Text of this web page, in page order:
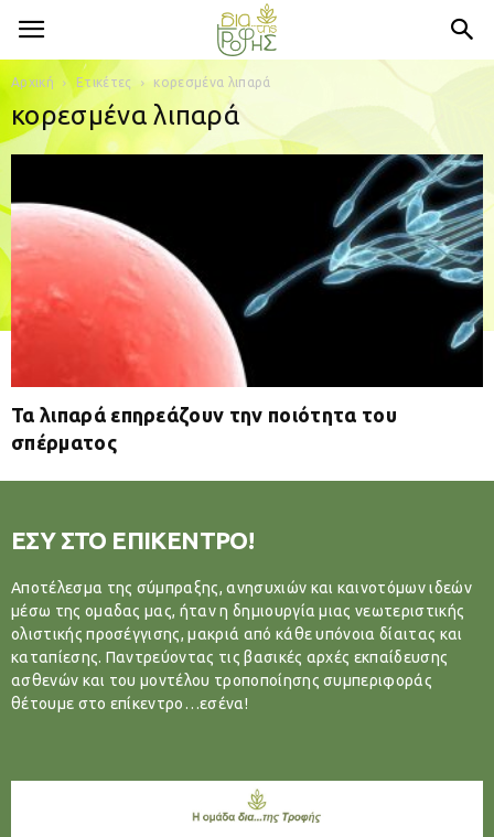
Αρχική Ετικέτες κορεσμένα λιπαρά
κορεσμένα λιπαρά
Τα λιπαρά επηρεάζουν την ποιότητα του
σπέρματος
ΕΣΥ ΣΤΟ ΕΠΙΚΕΝΤΡΟ!
Αποτέλεσμα της σύμπραξης, ανησυχιών και καινοτόμων ιδεών
μέσω της ομαδας μας, ήταν η δημιουργία μιας νεωτεριστικής
ολιστικής προσέγγισης, μακριά από κάθε υπόνοια δίαιτας και
καταπίεσης. Παντρεύοντας τις βασικές αρχές εκπαίδευσης
ασθενών και του μοντέλου τροποποίησης συμπεριφοράς
θέτουμε στο επίκεντρο…εσένα!